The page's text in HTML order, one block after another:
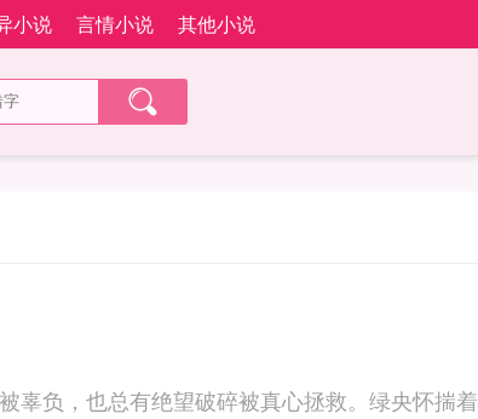
小说 言情小说 其他小说
辜负，也总有绝望破碎被真心拯救。绿央怀揣着